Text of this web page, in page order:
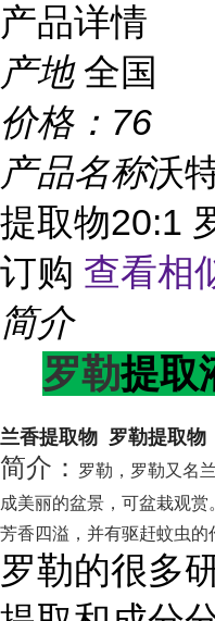
产品详情
产地 全国
价格： 76
产品名称沃
提取物20:1
订购 查看相
简介
罗勒提取
兰香提取物 罗勒提取物
简介：
罗勒，罗勒又名
成美丽的盆景，可盆栽观赏
芳香四溢，并有驱赶蚊虫的
罗勒的很多